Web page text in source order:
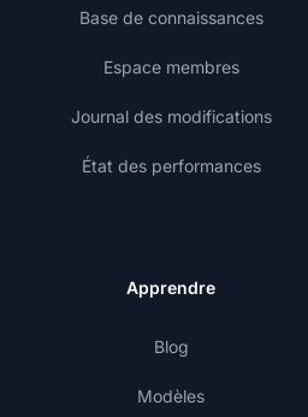
Base de connaissances
Espace membres
Journal des modifications
État des performances
Apprendre
Blog
Modèles